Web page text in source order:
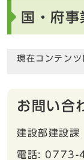
国・府事
現在コンテンツ
お問い合
建設部建設課
電話: 0773-